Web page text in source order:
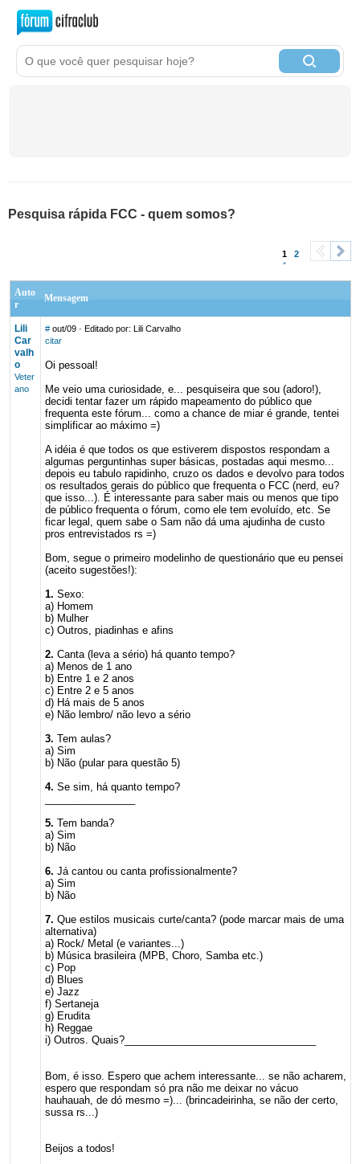
Pesquisa rápida FCC - quem somos?
1 2
Auto
r
Mensagem
Lili
Car
valh
o
Veter
ano
# out/09· Editado por: Lili Carvalho
citar
Oi pessoal!
Me veio uma curiosidade, e... pesquiseira que sou (adoro!),
decidi tentar fazer um rápido mapeamento do público que
frequenta este fórum... como a chance de miar é grande, tentei
simplificar ao máximo =)
A idéia é que todos os que estiverem dispostos respondam a
algumas perguntinhas super básicas, postadas aqui mesmo...
depois eu tabulo rapidinho, cruzo os dados e devolvo para todos
os resultados gerais do público que frequenta o FCC (nerd, eu?
que isso...). É interessante para saber mais ou menos que tipo
de público frequenta o fórum, como ele tem evoluído, etc. Se
ficar legal, quem sabe o Sam não dá uma ajudinha de custo
pros entrevistados rs =)
Bom, segue o primeiro modelinho de questionário que eu pensei
(aceito sugestões!):
1. Sexo:
a) Homem
b) Mulher
c) Outros, piadinhas e afins
2. Canta (leva a sério) há quanto tempo?
a) Menos de 1 ano
b) Entre 1 e 2 anos
c) Entre 2 e 5 anos
d) Há mais de 5 anos
e) Não lembro/ não levo a sério
3. Tem aulas?
a) Sim
b) Não (pular para questão 5)
4. Se sim, há quanto tempo?
5. Tem banda?
a) Sim
b) Não
6. Já cantou ou canta profissionalmente?
a) Sim
b) Não
7. Que estilos musicais curte/canta? (pode marcar mais de uma
alternativa)
a) Rock/ Metal (e variantes...)
b) Música brasileira (MPB, Choro, Samba etc.)
c) Pop
d) Blues
e) Jazz
f) Sertaneja
g) Erudita
h) Reggae
i) Outros. Quais?__________________________________
Bom, é isso. Espero que achem interessante... se não acharem,
espero que respondam só pra não me deixar no vácuo
hauhauah, de dó mesmo =)... (brincadeirinha, se não der certo,
sussa rs...)
Beijos a todos!